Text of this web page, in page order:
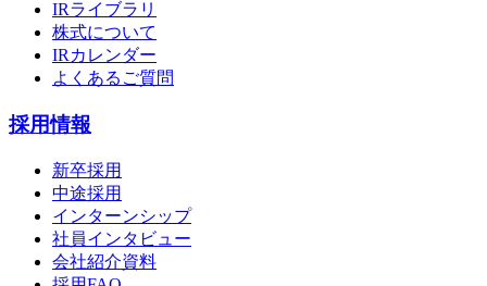
IRライブラリ
株式について
IRカレンダー
よくあるご質問
採用情報
新卒採用
中途採用
インターンシップ
社員インタビュー
会社紹介資料